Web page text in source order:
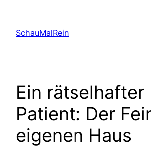
content
SchauMalRein
Ein rätselhafter
Patient: Der
eigenen Haus